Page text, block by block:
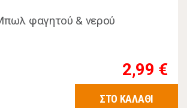
φαγητού & νερού
2,99 €
ΣΤΟ ΚΑΛΑΘΙ